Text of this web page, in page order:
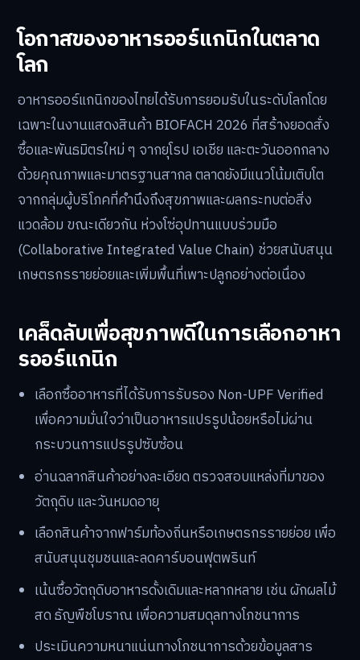
โอกาสของอาหารออร์แกนิกในตลาด
โลก
อาหารออร์แกนิกของไทยได้รับการยอมรับในระดับโลกโดย
เฉพาะในงานแสดงสินค้า BIOFACH 2026 ที่สร้างยอดสั่ง
ซื้อและพันธมิตรใหม่ ๆ จากยุโรป เอเชีย และตะวันออกกลาง
ด้วยคุณภาพและมาตรฐานสากล ตลาดยังมีแนวโน้มเติบโต
จากกลุ่มผู้บริโภคที่คำนึงถึงสุขภาพและผลกระทบต่อสิ่ง
แวดล้อม ขณะเดียวกัน ห่วงโซ่อุปทานแบบร่วมมือ
(Collaborative Integrated Value Chain) ช่วยสนับสนุน
เกษตรกรรายย่อยและเพิ่มพื้นที่เพาะปลูกอย่างต่อเนื่อง
เคล็ดลับเพื่อสุขภาพดีในการเลือกอาหา
รออร์แกนิก
เลือกซื้ออาหารที่ได้รับการรับรอง Non-UPF Verified
เพื่อความมั่นใจว่าเป็นอาหารแปรรูปน้อยหรือไม่ผ่าน
กระบวนการแปรรูปซับซ้อน
อ่านฉลากสินค้าอย่างละเอียด ตรวจสอบแหล่งที่มาของ
วัตถุดิบ และวันหมดอายุ
เลือกสินค้าจากฟาร์มท้องถิ่นหรือเกษตรกรรายย่อย เพื่อ
สนับสนุนชุมชนและลดคาร์บอนฟุตพรินท์
เน้นซื้อวัตถุดิบอาหารดั้งเดิมและหลากหลาย เช่น ผักผลไม้
สด ธัญพืชโบราณ เพื่อความสมดุลทางโภชนาการ
ประเมินความหนาแน่นทางโภชนาการด้วยข้อมูลสาร